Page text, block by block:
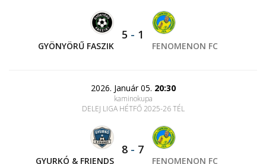
GYÖNYÖRŰ FASZIK
5 - 1
FENOMENON FC
2026. Január 05. 20:30
kaminokupa
DELEJ LIGA HÉTFŐ 2025-26 TÉL
GYURKÓ & FRIENDS
8 - 7
FENOMENON FC